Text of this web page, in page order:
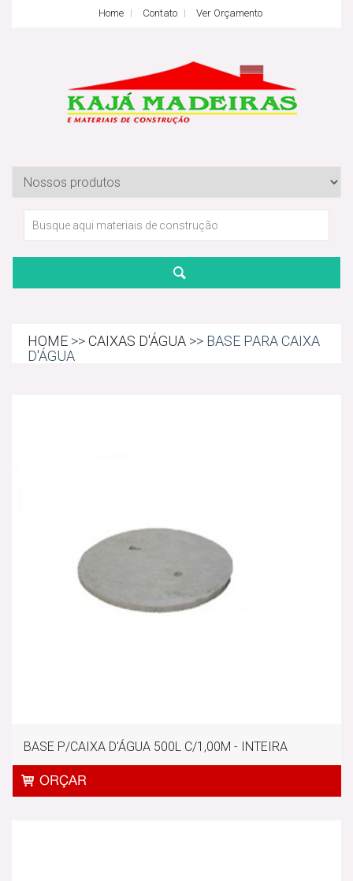
Home Contato Ver Orçamento
HOME >>CAIXAS D'ÁGUA >> BASE PARA CAIXA
D'ÁGUA
BASE P/CAIXA D'ÁGUA 500L C/1,00M - INTEIRA